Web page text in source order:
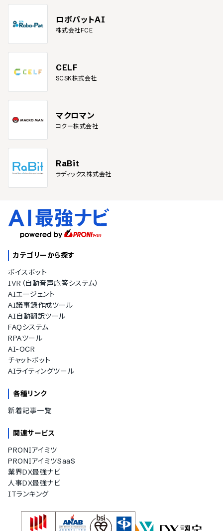
ロボパットAI
株式会社FCE
CELF
SCSK株式会社
マクロマン
コクー株式会社
RaBit
ラディックス株式会社
カテゴリーから探す
ボイスボット
IVR（自動音声応答システム）
AIエージェント
AI議事録作成ツール
AI自動翻訳ツール
FAQシステム
RPAツール
AI-OCR
チャットボット
AIライティングツール
各種リンク
新着記事一覧
関連サービス
PRONIアイミツ
PRONIアイミツSaaS
業界DX最強ナビ
人事DX最強ナビ
ITランキング